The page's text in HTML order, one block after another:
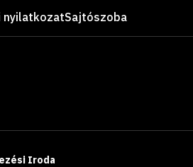
nyilatkozatSajtószoba
Iroda